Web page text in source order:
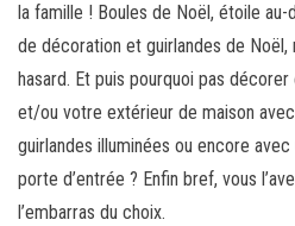
la famille ! Boules de Noël, étoile
de décoration et guirlandes de Noël,
hasard. Et puis pourquoi pas
et/ou votre extérieur de maison
guirlandes illuminées ou encore
porte d’entrée ? Enfin bref, vous
l’embarras du choix.